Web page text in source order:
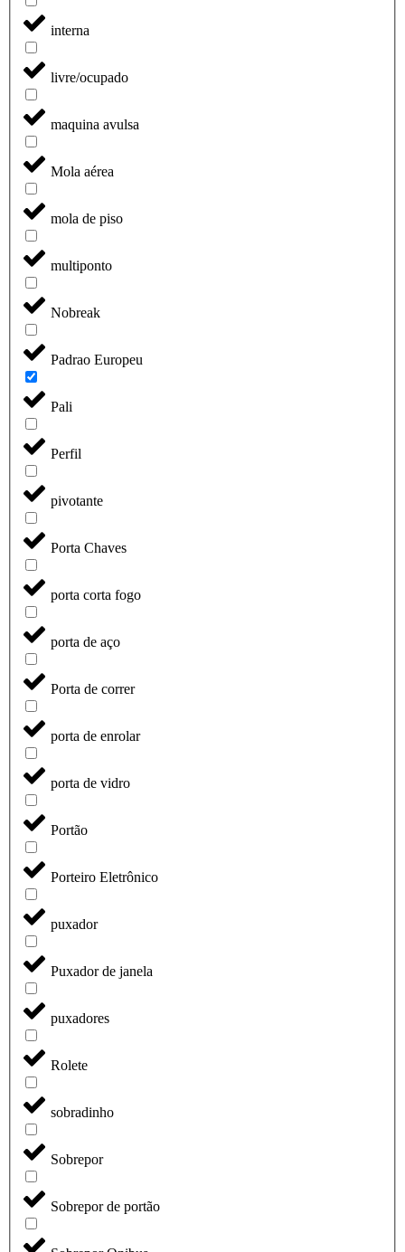
interna
livre/ocupado
maquina avulsa
Mola aérea
mola de piso
multiponto
Nobreak
Padrao Europeu
Pali
Perfil
pivotante
Porta Chaves
porta corta fogo
porta de aço
Porta de correr
porta de enrolar
porta de vidro
Portão
Porteiro Eletrônico
puxador
Puxador de janela
puxadores
Rolete
sobradinho
Sobrepor
Sobrepor de portão